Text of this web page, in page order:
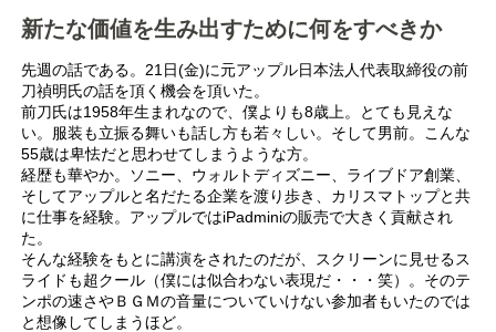
新たな価値を生み出すために何をすべきか
先週の話である。21日(金)に元アップル日本法人代表取締役の前
刀禎明氏の話を頂く機会を頂いた。
前刀氏は1958年生まれなので、僕よりも8歳上。とても見えな
い。服装も立振る舞いも話し方も若々しい。そして男前。こんな
55歳は卑怯だと思わせてしまうような方。
経歴も華やか。ソニー、ウォルトディズニー、ライブドア創業、
そしてアップルと名だたる企業を渡り歩き、カリスマトップと共
に仕事を経験。アップルではiPadminiの販売で大きく貢献され
た。
そんな経験をもとに講演をされたのだが、スクリーンに見せるス
ライドも超クール（僕には似合わない表現だ・・・笑）。そのテ
ンポの速さやＢＧＭの音量についていけない参加者もいたのでは
と想像してしまうほど。